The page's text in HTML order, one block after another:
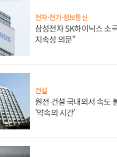
전자·전기·정보통신
삼성전자 SK하이닉스 소
지속성 의문"
건설
원전 건설 국내외서 속도
'약속의 시간'